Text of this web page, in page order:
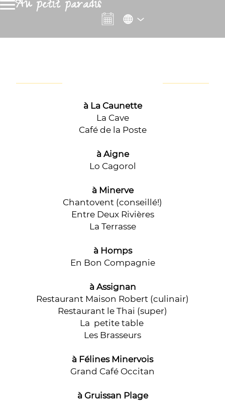
Au petit paradis
à La Caunette
La Cave
Café de la Poste
à Aigne
Lo Cagorol
à Minerve
Chantovent (conseillé!)
Entre Deux Rivières
La Terrasse
à Homps
En Bon Compagnie
à Assignan
Restaurant Maison Robert (culinair)
Restaurant le Thai (super)
La petite table
Les Brasseurs
à Félines Minervois
Grand Café Occitan
à Gruissan Plage